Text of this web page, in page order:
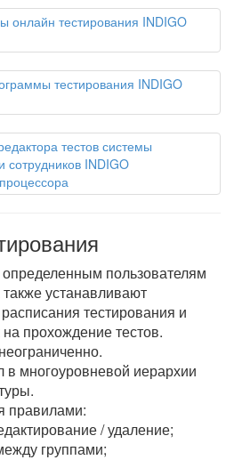
пользователям
устанавливают
тестирования и
прохождение тестов.
в многоуровневой иерархии
правилами:
/ удаление;
группами;